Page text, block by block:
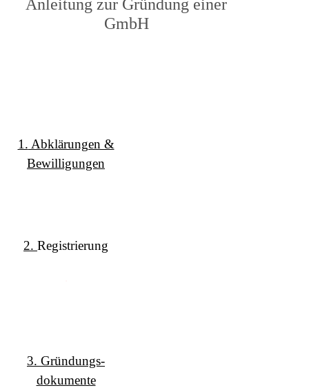
Anleitung zur Gründung einer
GmbH
1. Abklärungen &
Bewilligungen
2. Registrierung
3. Gründungs-
dokumente